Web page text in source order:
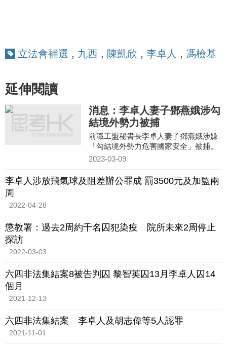
立法會補選 , 九西 , 陳凱欣 , 李卓人 , 馮檢基
延伸閱讀
消息：李卓人妻子鄧燕娥涉勾
結境外勢力被捕
前職工盟秘書長李卓人妻子鄧燕娥涉嫌
「勾結境外勢力危害國家安全」被捕。
2023-03-09
李卓人涉放飛氣球及阻差辦公罪成 罰3500元及加監兩
周
2022-04-28
懲教署：過去2周約千名囚犯染疫 院所未來2周停止
探訪
2022-03-03
六四非法集結案8被告判囚 黎智英囚13月李卓人囚14
個月
2021-12-13
六四非法集結案 李卓人及胡志偉等5人認罪
2021-11-01